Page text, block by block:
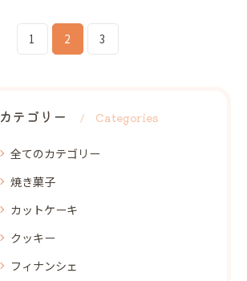
1 2 3
カテゴリー Categories
全てのカテゴリー
焼き菓子
カットケーキ
クッキー
フィナンシェ